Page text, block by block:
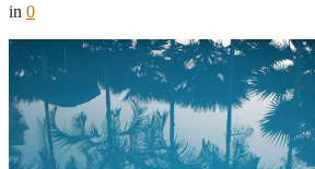
in 0